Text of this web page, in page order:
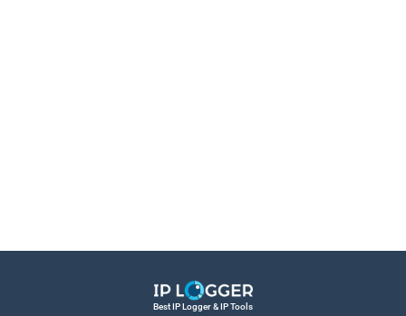
Best IP Logger & IP Tools